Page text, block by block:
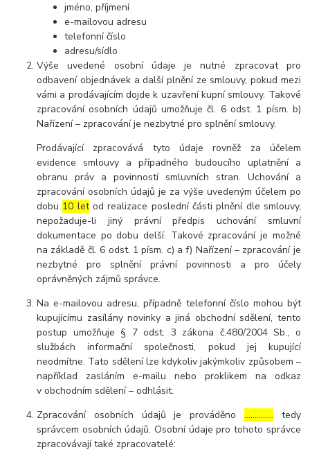
jméno, příjmení
e-mailovou adresu
telefonní číslo
adresu/sídlo
Výše uvedené osobní údaje je nutné zpracovat pro
odbavení objednávek a další plnění ze smlouvy, pokud mezi
vámi a prodávajícím dojde k uzavření kupní smlouvy. Takové
zpracování osobních údajů umožňuje čl. 6 odst. 1 písm. b)
Nařízení – zpracování je nezbytné pro splnění smlouvy.
Prodávající zpracovává tyto údaje rovněž za účelem
evidence smlouvy a případného budoucího uplatnění a
obranu práv a povinností smluvních stran. Uchování a
zpracování osobních údajů je za výše uvedeným účelem po
dobu 10 letod realizace poslední části plnění dle smlouvy,
nepožaduje-li jiný právní předpis uchování smluvní
dokumentace po dobu delší. Takové zpracování je možné
na základě čl. 6 odst. 1 písm. c) a f) Nařízení – zpracování je
nezbytné pro splnění právní povinnosti a pro účely
oprávněných zájmů správce.
Na e-mailovou adresu, případně telefonní číslo mohou být
kupujícímu zasílány novinky a jiná obchodní sdělení, tento
postup umožňuje § 7 odst. 3 zákona č.480/2004 Sb., o
službách informační společnosti, pokud jej kupující
neodmítne. Tato sdělení lze kdykoliv jakýmkoliv způsobem –
například zasláním e-mailu nebo proklikem na odkaz
v obchodním sdělení – odhlásit.
Zpracování osobních údajů je prováděno………….. tedy
správcem osobních údajů. Osobní údaje pro tohoto správce
zpracovávají také zpracovatelé: